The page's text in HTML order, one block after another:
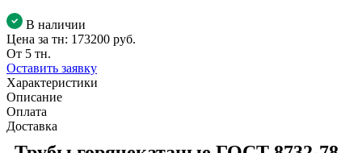
В наличии
Цена за тн: 173200 руб.
От 5 тн.
Оставить заявку
Характеристики
Описание
Оплата
Доставка